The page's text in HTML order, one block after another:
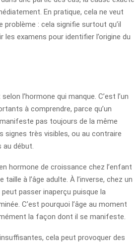
En pratique, cela ne veut
problème : cela signifie surtout qu’il
examens pour identifier l’origine du
l’hormone qui manque. C’est l’un
à comprendre, parce qu’un
pas toujours de la même
signes très visibles, ou au contraire
début.
hormone de croissance chez l’enfant
à l’âge adulte. À l’inverse, chez un
passer inaperçu puisque la
C’est pourquoi l’âge au moment
la façon dont il se manifeste.
cela peut provoquer des